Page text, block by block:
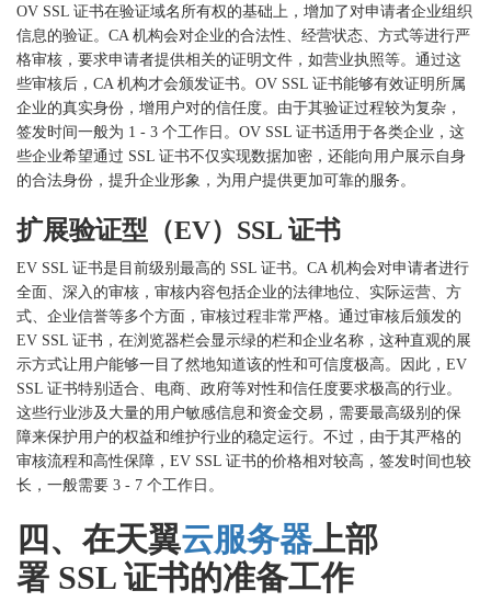
OV SSL 证书在验证域名所有权的基础上，增加了对申请者企业组织
信息的验证。CA 机构会对企业的合法性、经营状态、方式等进行严
格审核，要求申请者提供相关的证明文件，如营业执照等。通过这
些审核后，CA 机构才会颁发证书。OV SSL 证书能够有效证明所属
企业的真实身份，增用户对的信任度。由于其验证过程较为复杂，
签发时间一般为 1 - 3 个工作日。OV SSL 证书适用于各类企业，这
些企业希望通过 SSL 证书不仅实现数据加密，还能向用户展示自身
的合法身份，提升企业形象，为用户提供更加可靠的服务。
扩展验证型（EV）SSL 证书
EV SSL 证书是目前级别最高的 SSL 证书。CA 机构会对申请者进行
全面、深入的审核，审核内容包括企业的法律地位、实际运营、方
式、企业信誉等多个方面，审核过程非常严格。通过审核后颁发的
EV SSL 证书，在浏览器栏会显示绿的栏和企业名称，这种直观的展
示方式让用户能够一目了然地知道该的性和可信度极高。因此，EV
SSL 证书特别适合、电商、政府等对性和信任度要求极高的行业。
这些行业涉及大量的用户敏感信息和资金交易，需要最高级别的保
障来保护用户的权益和维护行业的稳定运行。不过，由于其严格的
审核流程和高性保障，EV SSL 证书的价格相对较高，签发时间也较
长，一般需要 3 - 7 个工作日。
四、在天翼云服务器上部
署 SSL 证书的准备工作